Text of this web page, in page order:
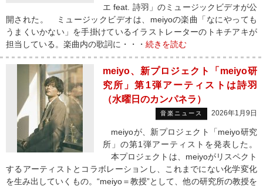
エ feat. 詩羽」のミュージックビデオが公
開された。 ミュージックビデオは、meiyoの楽曲「なにやっても
うまくいかない」を手掛けているイラストレーターのトキチアキが
担当している。楽曲内の歌詞に・・・ 続きを読む
meiyo、新プロジェクト「meiyo研
究所」第1弾アーティストは詩羽
（水曜日のカンパネラ）
音楽ニュース 2026年1月9日
meiyoが、新プロジェクト「meiyo研究
所」の第1弾アーティストを発表した。
本プロジェクトは、meiyoがリスペクト
するアーティストとコラボレーションし、これまでにない化学変化
を生み出していくもの。“meiyo＝教授”として、他の研究所の教授を